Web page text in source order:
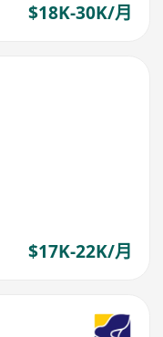
$18K-30K/月
$17K-22K/月